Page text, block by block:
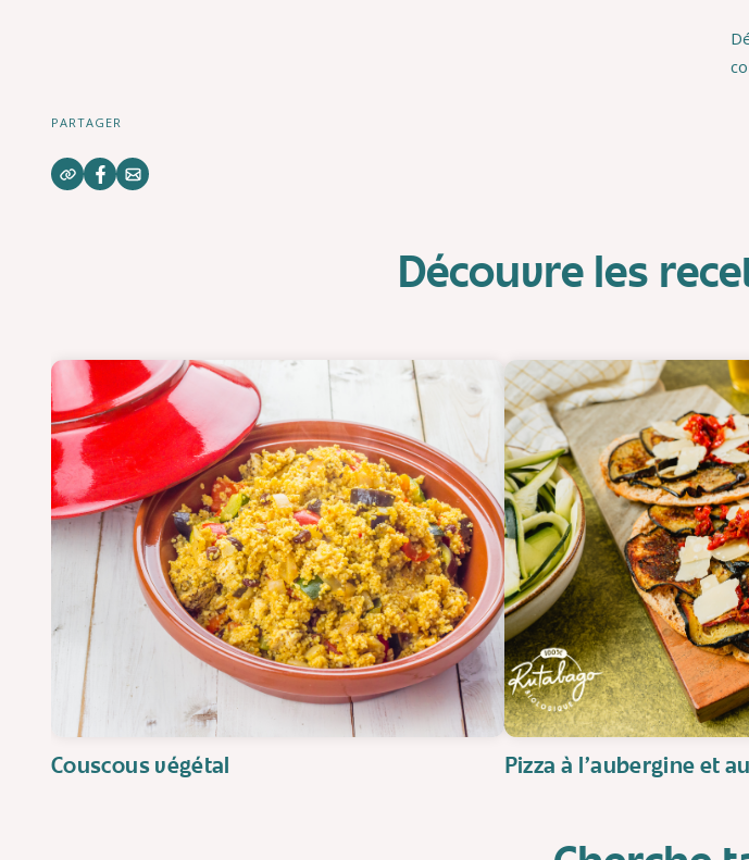
PARTAGER
Découvre les
Couscous végétal Pizza à l'aubergine et